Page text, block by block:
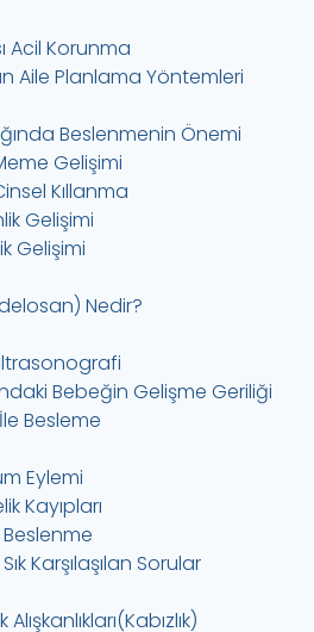
Acil Korunma
Aile Planlama Yöntemleri
Beslenmenin Önemi
Gelişimi
Kıllanma
Gelişimi
Gelişimi
Nedir?
Bebeğin Gelişme Geriliği
Besleme
Eylemi
Kayıpları
Karşılaşılan Sorular